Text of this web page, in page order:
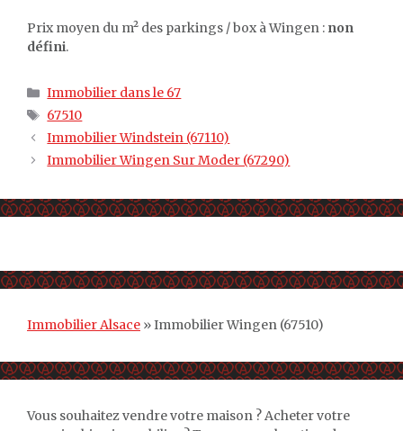
Prix moyen du m² des parkings / box à Wingen : non
défini.
Catégories
Immobilier dans le 67
Étiquettes
67510
Immobilier Windstein (67110)
Immobilier Wingen Sur Moder (67290)
Immobilier Alsace »Immobilier Wingen (67510)
Vous souhaitez vendre votre maison ? Acheter votre